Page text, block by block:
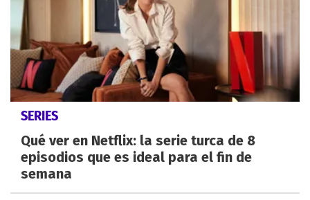
SERIES
Qué ver en Netflix: la serie turca de 8
episodios que es ideal para el fin de
semana